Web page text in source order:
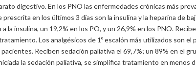
digestivo. En los PNO las enfermedades crónicas más
en los últimos 3 días son la insulina y la heparina de
la insulina, un 19,2% en los PO, y un 26,9% en los PNO.
Los analgésicos de 1º escalón más utilizados son
Reciben sedación paliativa el 69,7%; un 89% en el
la sedación paliativa, se simplifica tratamiento en